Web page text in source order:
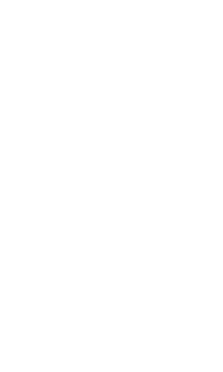
Faîtes un don ! Vous participez